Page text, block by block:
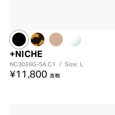
+NICHE
NC3036G-5AC1 / Size: L
¥11,800 含稅